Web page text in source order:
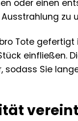
oder einen
zu
Tote
sodass Sie